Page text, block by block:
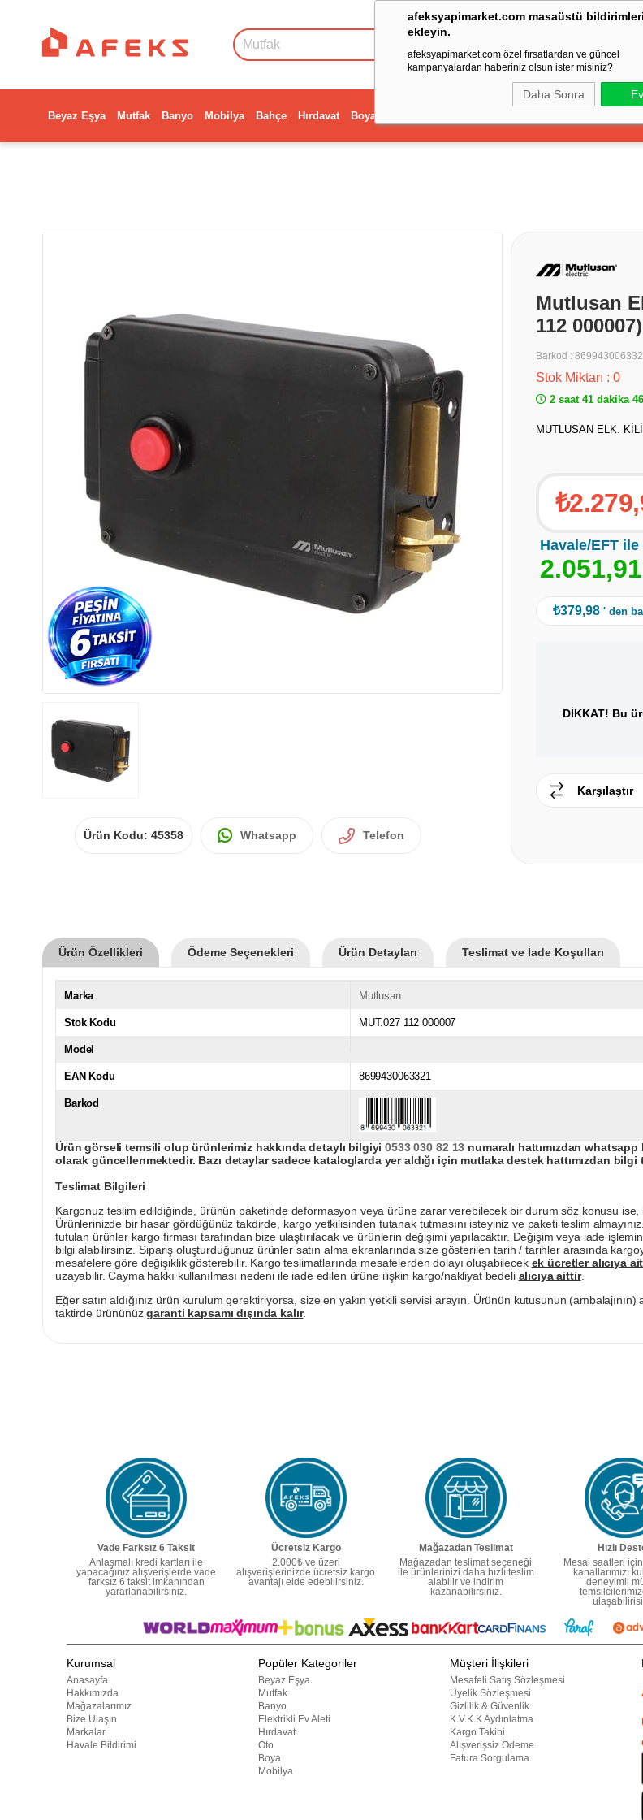
afeksyapimarket.com masaüstü
ekleyin.
afeksyapimarket.com özel fırsatlardan ve güncel
kampanyalardan haberiniz olsun ister misiniz?
Daha Sonra
Beyaz Eşya Mutfak Banyo Mobilya Bahçe Hırdavat Boya
Ürün Kodu: 45358 Whatsapp Telefon
Mutlusan
112 000007)
Barkod :
Stok Miktarı : 0
2 saat 41 dakika
MUTLUSAN ELK.
Havale/EFT
2.051,91
₺379,98 ' den
DİKKAT! Bu
Karşılaştır
Ürün Özellikleri Ödeme Seçenekleri Ürün Detayları Teslimat ve İade Koşulları
Marka Mutlusan
Stok Kodu MUT.027 112 000007
Model
EAN Kodu 8699430063321
Barkod
Ürün görseli temsili olup ürünlerimiz hakkında detaylı bilgiyi0533 030 82 13 numaralı hattımızdan
olarak güncellenmektedir. Bazı detaylar sadece kataloglarda yer aldığı için mutlaka destek hattımızdan
Teslimat Bilgileri
Kargonuz teslim edildiğinde, ürünün paketinde deformasyon veya ürüne zarar verebilecek bir durum söz konusu
Ürünlerinizde bir hasar gördüğünüz takdirde, kargo yetkilisinden tutanak tutmasını isteyiniz ve paketi teslim
tutulan ürünler kargo firması tarafından bize ulaştırılacak ve ürünlerin değişimi yapılacaktır. Değişim veya iade
bilgi alabilirsiniz. Sipariş oluşturduğunuz ürünler satın alma ekranlarında size gösterilen tarih / tarihler arasında
mesafelere göre değişiklik gösterebilir. Kargo teslimatlarında mesafelerden dolayı oluşabilecek ek ücretler alıcıya
uzayabilir. Cayma hakkı kullanılması nedeni ile iade edilen ürüne ilişkin kargo/nakliyat bedeli alıcıya aittir.
Eğer satın aldığınız ürün kurulum gerektiriyorsa, size en yakın yetkili servisi arayın. Ürünün kutusunun
taktirde ürününüzgaranti kapsamı dışında kalır.
Vade Farksız 6 Taksit
Anlaşmalı kredi kartları ile
yapacağınız alışverişlerde vade
farksız 6 taksit imkanından
yararlanabilirsiniz.
Ücretsiz Kargo
2.000₺ ve üzeri
alışverişlerinizde ücretsiz kargo
avantajı elde edebilirsiniz.
Mağazadan Teslimat
Mağazadan teslimat seçeneği
ile ürünlerinizi daha hızlı teslim
alabilir ve indirim
kazanabilirsiniz.
Hızlı
Mesai saatleri
kanallarımızı
deneyimli
Kurumsal
Anasayfa
Hakkımızda
Mağazalarımız
Bize Ulaşın
Markalar
Havale Bildirimi
Popüler Kategoriler
Beyaz Eşya
Mutfak
Banyo
Elektrikli Ev Aleti
Hırdavat
Oto
Boya
Mobilya
Müşteri İlişkileri
Mesafeli Satış Sözleşmesi
Üyelik Sözleşmesi
Gizlilik & Güvenlik
K.V.K.K Aydınlatma
Kargo Takibi
Alışverişsiz Ödeme
Fatura Sorgulama